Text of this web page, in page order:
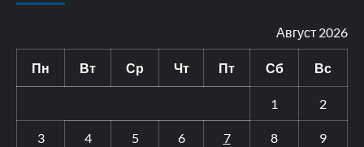
Август 2026
Пн Вт Ср Чт Пт Сб Вс
1 2
3 4 5 6 7 8 9